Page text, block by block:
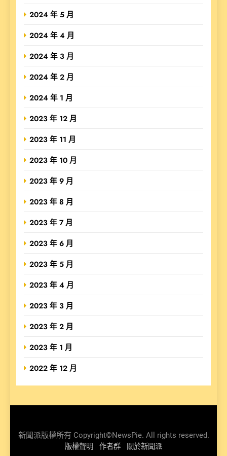
2024 年 5 月
2024 年 4 月
2024 年 3 月
2024 年 2 月
2024 年 1 月
2023 年 12 月
2023 年 11 月
2023 年 10 月
2023 年 9 月
2023 年 8 月
2023 年 7 月
2023 年 6 月
2023 年 5 月
2023 年 4 月
2023 年 3 月
2023 年 2 月
2023 年 1 月
2022 年 12 月
新聞派版權所有 Copyright©NewsPie. All rights reserved.
版權聲明 作者群 關於新聞派